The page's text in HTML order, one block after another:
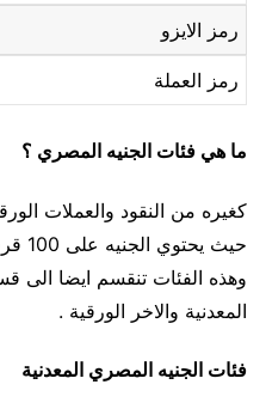
رمز الايزو
رمز العملة
ما هي فئات الجنيه المصري ؟
كغيره من النقود والعملات
حيث يحتوي الجنيه على 100 قرش .
وهذه الفئات تنقسم ايضا الى
المعدنية والاخر الورقية .
فئات الجنيه المصري المعدنية